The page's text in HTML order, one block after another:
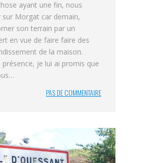
ayant une fin, nous
sur Morgat car demain,
son terrain par un
en vue de faire faire des
de la maison.
je lui ai promis que
PAS DE COMMENTAIRE